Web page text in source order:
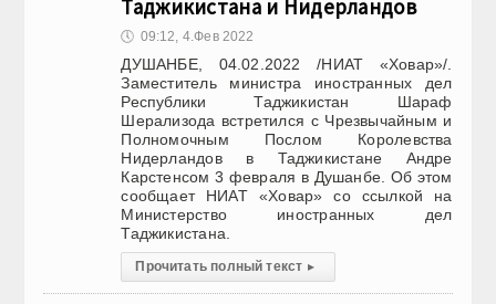
Таджикистана и Нидерландов
🕔 09:12, 4.Фев 2022
ДУШАНБЕ, 04.02.2022 /НИАТ «Ховар»/.
Заместитель министра иностранных дел
Республики Таджикистан Шараф
Шерализода встретился с Чрезвычайным и
Полномочным Послом Королевства
Нидерландов в Таджикистане Андре
Карстенсом 3 февраля в Душанбе. Об этом
сообщает НИАТ «Ховар» со ссылкой на
Министерство иностранных дел
Таджикистана.
Прочитать полный текст ▸